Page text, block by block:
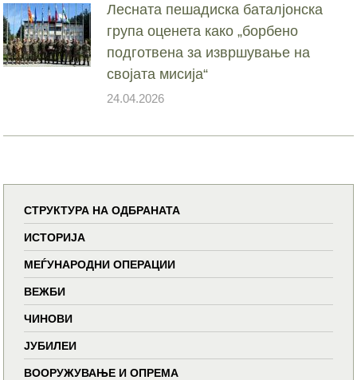
Лесната пешадиска баталјонска
група оценета како „борбено
подготвена за извршување на
својата мисија“
24.04.2026
СТРУКТУРА НА ОДБРАНАТА
ИСТОРИЈА
МЕЃУНАРОДНИ ОПЕРАЦИИ
ВЕЖБИ
ЧИНОВИ
ЈУБИЛЕИ
ВООРУЖУВАЊЕ И ОПРЕМА